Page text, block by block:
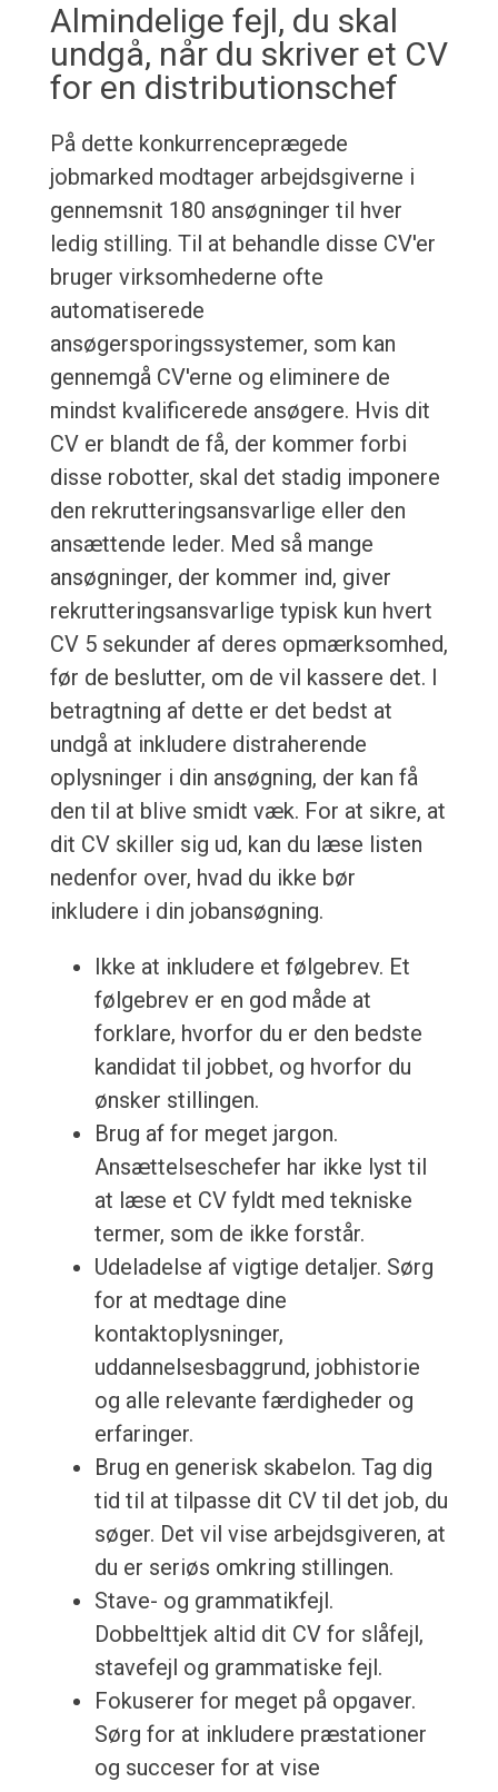
Almindelige fejl, du skal
undgå, når du skriver et CV
for en distributionschef
På dette konkurrenceprægede
jobmarked modtager arbejdsgiverne i
gennemsnit 180 ansøgninger til hver
ledig stilling. Til at behandle disse CV'er
bruger virksomhederne ofte
automatiserede
ansøgersporingssystemer, som kan
gennemgå CV'erne og eliminere de
mindst kvalificerede ansøgere. Hvis dit
CV er blandt de få, der kommer forbi
disse robotter, skal det stadig imponere
den rekrutteringsansvarlige eller den
ansættende leder. Med så mange
ansøgninger, der kommer ind, giver
rekrutteringsansvarlige typisk kun hvert
CV 5 sekunder af deres opmærksomhed,
før de beslutter, om de vil kassere det. I
betragtning af dette er det bedst at
undgå at inkludere distraherende
oplysninger i din ansøgning, der kan få
den til at blive smidt væk. For at sikre, at
dit CV skiller sig ud, kan du læse listen
nedenfor over, hvad du ikke bør
inkludere i din jobansøgning.
Ikke at inkludere et følgebrev. Et
følgebrev er en god måde at
forklare, hvorfor du er den bedste
kandidat til jobbet, og hvorfor du
ønsker stillingen.
Brug af for meget jargon.
Ansættelseschefer har ikke lyst til
at læse et CV fyldt med tekniske
termer, som de ikke forstår.
Udeladelse af vigtige detaljer. Sørg
for at medtage dine
kontaktoplysninger,
uddannelsesbaggrund, jobhistorie
og alle relevante færdigheder og
erfaringer.
Brug en generisk skabelon. Tag dig
tid til at tilpasse dit CV til det job, du
søger. Det vil vise arbejdsgiveren, at
du er seriøs omkring stillingen.
Stave- og grammatikfejl.
Dobbelttjek altid dit CV for slåfejl,
stavefejl og grammatiske fejl.
Fokuserer for meget på opgaver.
Sørg for at inkludere præstationer
og succeser for at vise